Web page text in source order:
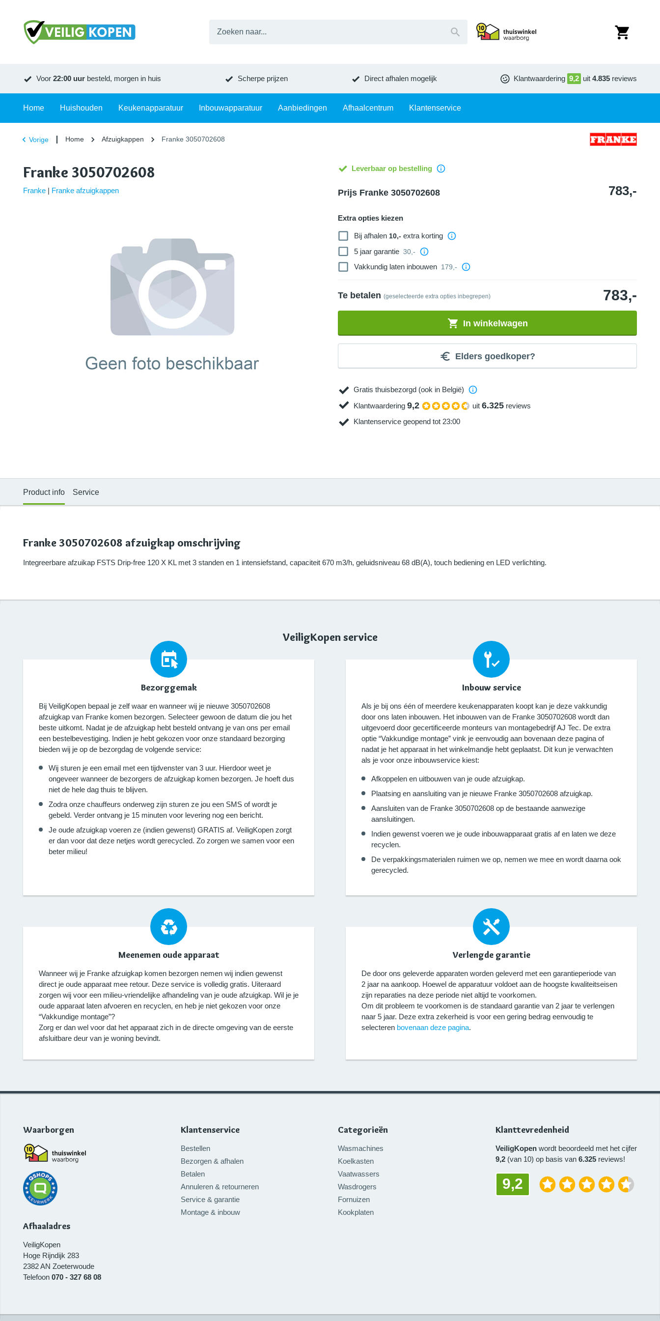
Voor 22:00 uur besteld, morgen in huis Scherpe prijzen Direct afhalen mogelijk Klantwaardering 9,2 uit 4.835 reviews
Home Huishouden Keukenapparatuur Inbouwapparatuur Aanbiedingen Afhaalcentrum Klantenservice
Vorige Home Afzuigkappen Franke 3050702608
Franke 3050702608
Franke | Franke afzuigkappen
Leverbaar op bestelling
Prijs Franke 3050702608 783,-
Extra opties kiezen
Bij afhalen 10,-extra korting
5 jaar garantie 30,-
Vakkundig laten inbouwen 179,-
Te betalen (geselecteerde extra opties inbegrepen) 783,-
In winkelwagen
Elders goedkoper?
Gratis thuisbezorgd (ook in België)
Klantwaardering 9,2 uit 6.325 reviews
Klantenservice geopend tot 23:00
Product info Service
Franke 3050702608 afzuigkap omschrijving
Integreerbare afzuikap FSTS Drip-free 120 X KL met 3 standen en 1 intensiefstand, capaciteit 670 m3/h, geluidsniveau 68 dB(A), touch bediening en LED verlichting.
VeiligKopen service
Bezorggemak
Bij VeiligKopen bepaal je zelf waar en wanneer wij je nieuwe 3050702608
afzuigkap van Franke komen bezorgen. Selecteer gewoon de datum die jou het
beste uitkomt. Nadat je de afzuigkap hebt besteld ontvang je van ons per email
een bestelbevestiging. Indien je hebt gekozen voor onze standaard bezorging
bieden wij je op de bezorgdag de volgende service:
Wij sturen je een email met een tijdvenster van 3 uur. Hierdoor weet je
ongeveer wanneer de bezorgers de afzuigkap komen bezorgen. Je hoeft dus
niet de hele dag thuis te blijven.
Zodra onze chauffeurs onderweg zijn sturen ze jou een SMS of wordt je
gebeld. Verder ontvang je 15 minuten voor levering nog een bericht.
Je oude afzuigkap voeren ze (indien gewenst) GRATIS af. VeiligKopen zorgt
er dan voor dat deze netjes wordt gerecycled. Zo zorgen we samen voor een
beter milieu!
Inbouw service
Als je bij ons één of meerdere keukenapparaten koopt kan je deze vakkundig
door ons laten inbouwen. Het inbouwen van de Franke 3050702608 wordt dan
uitgevoerd door gecertificeerde monteurs van montagebedrijf AJ Tec. De extra
optie “Vakkundige montage” vink je eenvoudig aan bovenaan deze pagina of
nadat je het apparaat in het winkelmandje hebt geplaatst. Dit kun je verwachten
als je voor onze inbouwservice kiest:
Afkoppelen en uitbouwen van je oude afzuigkap.
Plaatsing en aansluiting van je nieuwe Franke 3050702608 afzuigkap.
Aansluiten van de Franke 3050702608 op de bestaande aanwezige
aansluitingen.
Indien gewenst voeren we je oude inbouwapparaat gratis af en laten we deze
recyclen.
De verpakkingsmaterialen ruimen we op, nemen we mee en wordt daarna ook
gerecycled.
Meenemen oude apparaat
Wanneer wij je Franke afzuigkap komen bezorgen nemen wij indien gewenst
direct je oude apparaat mee retour. Deze service is volledig gratis. Uiteraard
zorgen wij voor een milieu-vriendelijke afhandeling van je oude afzuigkap. Wil je je
oude apparaat laten afvoeren en recyclen, en heb je niet gekozen voor onze
“Vakkundige montage”?
Zorg er dan wel voor dat het apparaat zich in de directe omgeving van de eerste
afsluitbare deur van je woning bevindt.
Verlengde garantie
De door ons geleverde apparaten worden geleverd met een garantieperiode van
2 jaar na aankoop. Hoewel de apparatuur voldoet aan de hoogste kwaliteitseisen
zijn reparaties na deze periode niet altijd te voorkomen.
Om dit probleem te voorkomen is de standaard garantie van 2 jaar te verlengen
naar 5 jaar. Deze extra zekerheid is voor een gering bedrag eenvoudig te
selecteren bovenaan deze pagina.
Waarborgen
Afhaaladres
VeiligKopen
Hoge Rijndijk 283
2382 AN Zoeterwoude
Telefoon 070 - 327 68 08
Klantenservice
Bestellen
Bezorgen & afhalen
Betalen
Annuleren & retourneren
Service & garantie
Montage & inbouw
Categorieën
Wasmachines
Koelkasten
Vaatwassers
Wasdrogers
Fornuizen
Kookplaten
Klanttevredenheid
VeiligKopenwordt beoordeeld met het cijfer
9,2(van 10) op basis van 6.325reviews!
9,2